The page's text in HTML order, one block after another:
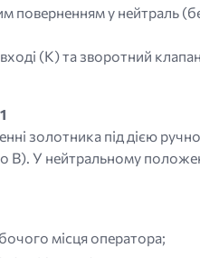
поверненням у нейтраль
(K) та зворотний
золотника під дією
B). У нейтральному
місця оператора;